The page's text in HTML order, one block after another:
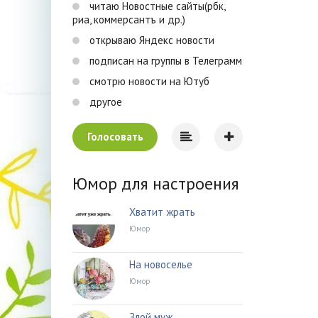
читаю Новостные сайты(рбк,
риа, коммерсантъ и др.)
открываю Яндекс новости
подписан на группы в Телеграмм
смотрю новости на Ютуб
другое
Голосовать
Юмор для настроения
Хватит жрать
Юмор
На новоселье
Юмор